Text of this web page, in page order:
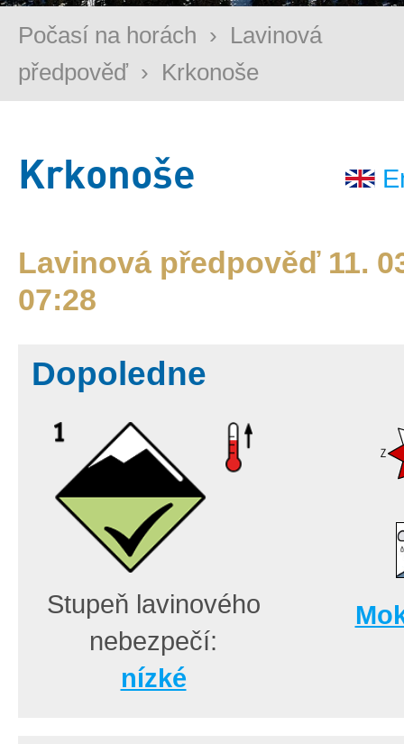
Počasí na horách › Lavinová
předpověď › Krkonoše
Krkonoše
Lavinová předpověď 11.
07:28
Dopoledne
Stupeň lavinového
nebezpečí:
nízké